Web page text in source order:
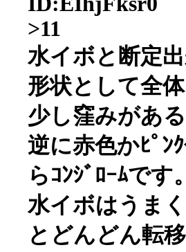
>11
水イボと断定
形状として全
少し窪みがあ
逆に赤色かﾋﾟﾝ
らｺﾝｼﾞﾛｰﾑです。
水イボはうま
とどんどん転